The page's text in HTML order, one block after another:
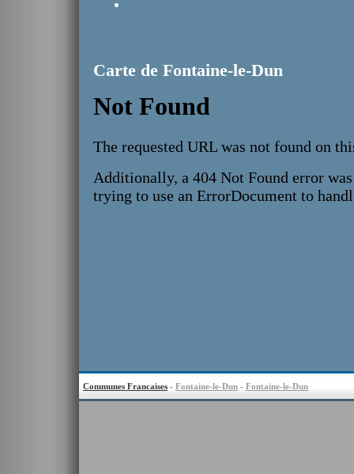
Carte de Fontaine-le-Dun
Communes Francaises - Fontaine-le-Dun - Fontaine-le-Dun